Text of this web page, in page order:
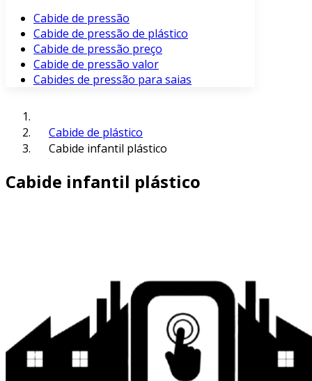
Cabide de pressão
Cabide de pressão de plástico
Cabide de pressão preço
Cabide de pressão valor
Cabides de pressão para saias
Cabide de plástico
Cabide infantil plástico
Cabide infantil plástico